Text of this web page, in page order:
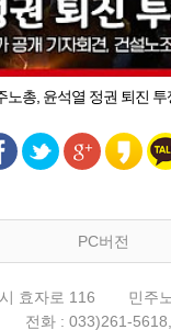
노총, 윤석열 정권 퇴진 투
PC버전
효자로 116
민주
전화 : 033)261-